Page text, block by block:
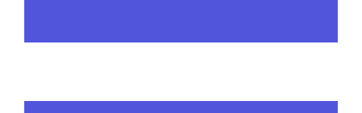
Recursos da Plataforma: